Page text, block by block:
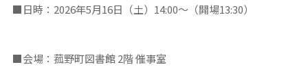
■日時：2026年5月16日（土）14:00～（開場13:30）
■会場：菰野町図書館 2階 催事室